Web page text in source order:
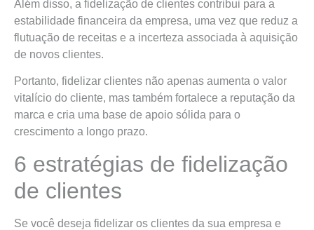
Além disso, a fidelização de clientes contribui para a
estabilidade financeira da empresa, uma vez que reduz a
flutuação de receitas e a incerteza associada à aquisição
de novos clientes.
Portanto, fidelizar clientes não apenas aumenta o valor
vitalício do cliente, mas também fortalece a reputação da
marca e cria uma base de apoio sólida para o
crescimento a longo prazo.
6 estratégias de fidelização
de clientes
Se você deseja fidelizar os clientes da sua empresa e